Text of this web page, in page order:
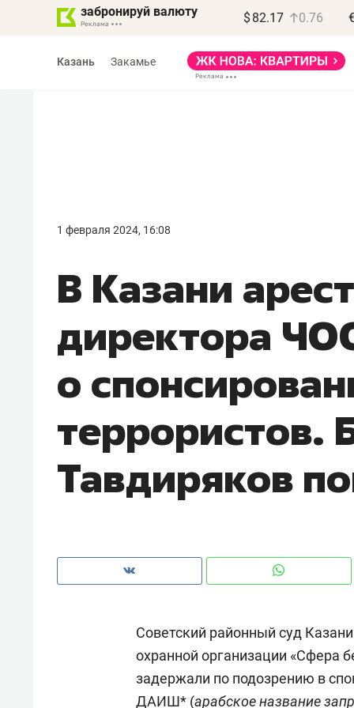
забронируй валюту $ 82.17 0.76
Казань Закамье
1 февраля 2024, 16:08
В Казани
директора
о
террористов.
Тавдиряков
Советский районный суд
охранной организации «Сфера
задержали по подозрению в
ДАИШ* (арабское название
правил, бизнес может
потерять минимум
Как бизнесу выйти на зарубежные
чем интересен Оман?
Рекомендуем
Как ГК «МИР ГРУПП» и ВТБ
создают оазис жилого
комфорта под Казанью
150
ID